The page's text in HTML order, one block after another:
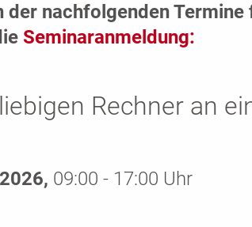
der nachfolgenden
Seminaranmeldung:
Rechner an
09:00 - 17:00 Uhr